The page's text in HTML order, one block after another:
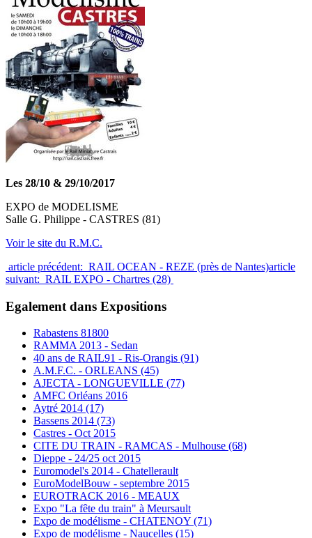
Les 28/10 & 29/10/2017
EXPO de MODELISME
Salle G. Philippe - CASTRES (81)
Voir le site du R.M.C.
article précédent: RAIL OCEAN - REZE (près de Nantes)article
suivant: RAIL EXPO - Chartres (28)
Egalement dans Expositions
Rabastens 81800
RAMMA 2013 - Sedan
40 ans de RAIL91 - Ris-Orangis (91)
A.M.F.C. - ORLEANS (45)
AJECTA - LONGUEVILLE (77)
AMFC Orléans 2016
Aytré 2014 (17)
Bassens 2014 (73)
Castres - Oct 2015
CITE DU TRAIN - RAMCAS - Mulhouse (68)
Dieppe - 24/25 oct 2015
Euromodel's 2014 - Chatellerault
EuroModelBouw - septembre 2015
EUROTRACK 2016 - MEAUX
Expo "La fête du train" à Meursault
Expo de modélisme - CHATENOY (71)
Expo de modélisme - Naucelles (15)